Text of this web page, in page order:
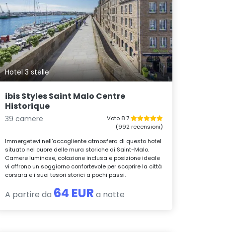
Hotel 3 stelle
ibis Styles Saint Malo Centre
Historique
39 camere
Voto 8.7
(992 recensioni)
Immergetevi nell’accogliente atmosfera di questo hotel
situato nel cuore delle mura storiche di Saint-Malo.
Camere luminose, colazione inclusa e posizione ideale
vi offrono un soggiorno confortevole per scoprire la città
corsara e i suoi tesori storici a pochi passi.
A partire da 64 EUR a notte